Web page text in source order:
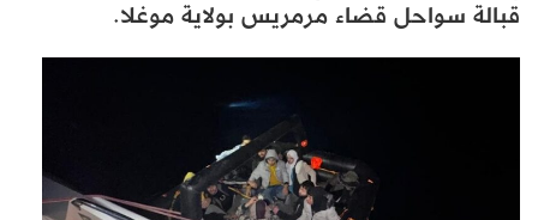
قبالة سواحل قضاء مرمريس بولاية موغلا.